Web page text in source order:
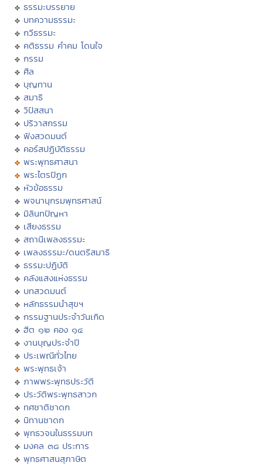
ธรรมะบรรยาย
บทความธรรมะ
กวีธรรมะ
คติธรรม คำคม โดนใจ
กรรม
ศีล
บุญทาน
สมาธิ
วิปัสสนา
ปริวาสกรรม
ฟังสวดมนต์
คอร์สปฏิบัติธรรม
พระพุทธศาสนา
พระไตรปิฏก
หัวข้อธรรม
พจนานุกรมพุทธศาสน์
มิลินทปัญหา
เสียงธรรม
สถานีเพลงธรรมะ
เพลงธรรมะ/ดนตรีสมาธิ
ธรรมะปฏิบัติ
คลังแสงแห่งธรรม
บทสวดมนต์
หลักธรรมนำสุขฯ
กรรมฐานประจำวันเกิด
ฮีต ๑๒ คอง ๑๔
งานบุญประจำปี
ประเพณีทั่วไทย
พระพุทธเจ้า
ภาพพระพุทธประวัติ
ประวัติพระพุทธสาวก
ทศชาติชาดก
นิทานชาดก
พุทธวจนในธรรมบท
มงคล ๓๘ ประการ
พุทธศาสนสุภาษิต